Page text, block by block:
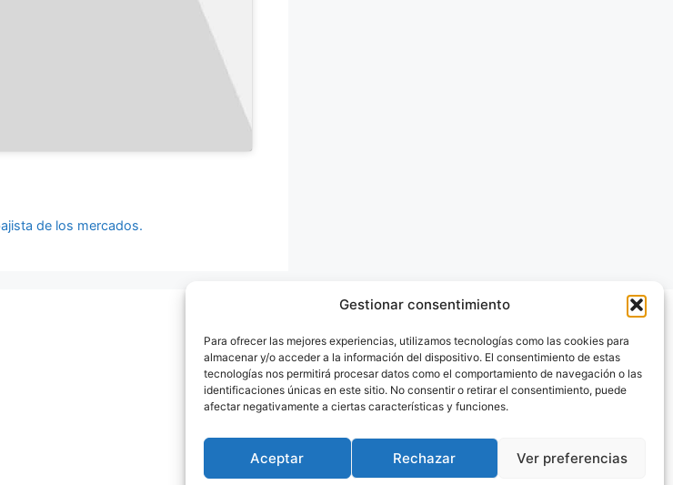
Gestionar consentimiento
Para ofrecer las mejores experiencias, utilizamos tecnologías como las cookies para
almacenar y/o acceder a la información del dispositivo. El consentimiento de estas
tecnologías nos permitirá procesar datos como el comportamiento de navegación o las
identificaciones únicas en este sitio. No consentir o retirar el consentimiento, puede
afectar negativamente a ciertas características y funciones.
Aceptar Rechazar Ver preferencias
de los mercados.